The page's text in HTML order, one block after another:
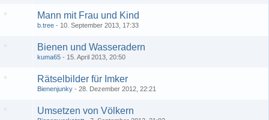
Mann mit Frau und Kind
b.tree 10. September 2013, 17:33
Bienen und Wasseradern
kuma65 15. April 2013, 20:50
Rätselbilder für Imker
Bienenjunky 28. Dezember 2012, 22:21
Umsetzen von Völkern